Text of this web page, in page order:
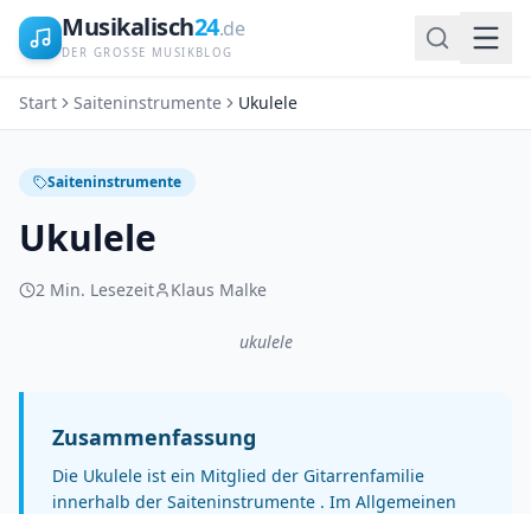
Musikalisch24.de
DER GROSSE MUSIKBLOG
Start Saiteninstrumente Ukulele
Saiteninstrumente
Ukulele
2 Min. Lesezeit Klaus Malke
ukulele
Zusammenfassung
Die Ukulele ist ein Mitglied der Gitarrenfamilie
innerhalb der Saiteninstrumente . Im Allgemeinen